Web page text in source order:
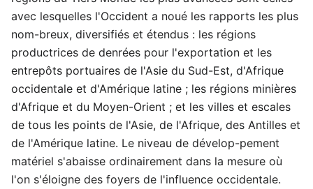
avec lesquelles l'Occident a noué les rapports les plus
nom-breux, diversifiés et étendus : les régions
productrices de denrées pour l'exportation et les
entrepôts portuaires de l'Asie du Sud-Est, d'Afrique
occidentale et d'Amérique latine ; les régions minières
d'Afrique et du Moyen-Orient ; et les villes et escales
de tous les points de l'Asie, de l'Afrique, des Antilles et
de l'Amérique latine. Le niveau de dévelop-pement
matériel s'abaisse ordinairement dans la mesure où
l'on s'éloigne des foyers de l'influence occidentale.